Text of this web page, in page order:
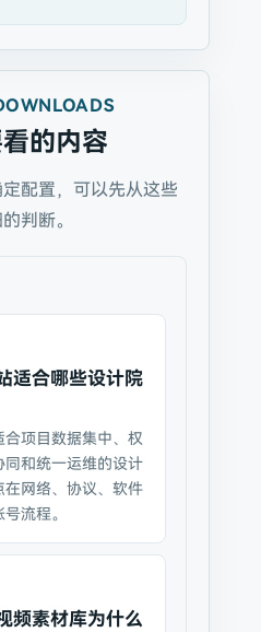
的内容
配置，可以先从这些
判断。
适合哪些设计院
项目数据集中、权
同和统一运维的设计
在网络、协议、软件
流程。
频素材库为什么